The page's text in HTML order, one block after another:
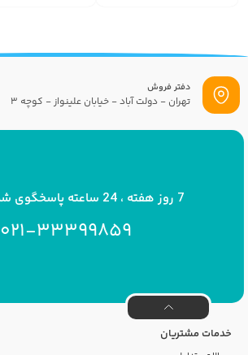
دفتر فروش
تهران - دولت آباد - خیابان علینواز - کوچه 3
7 روز هفته ، 24 ساعته پاسخگوی شما هستیم
021-33399859
خدمات مشتریان